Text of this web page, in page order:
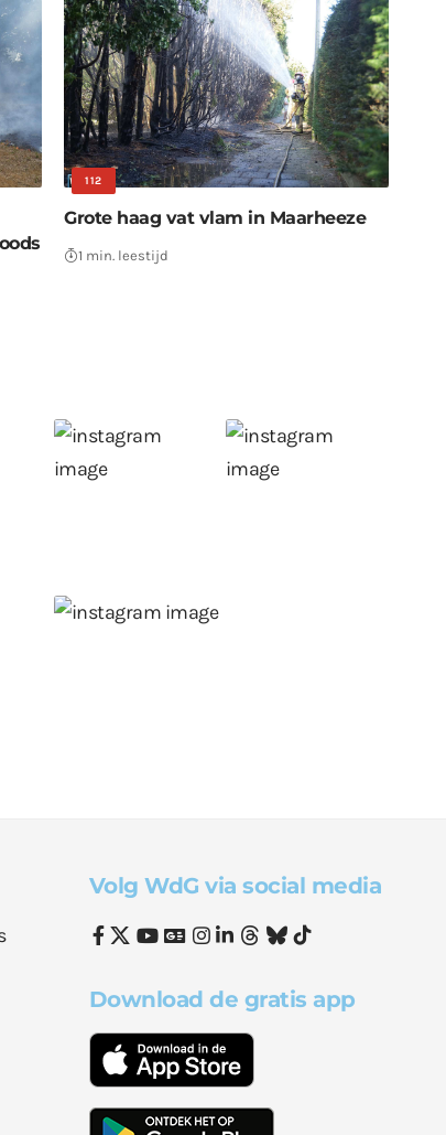
112
Grote haag vat vlam in Maarheeze
1 min. leestijd
Volg WdG via social media
Download de gratis app